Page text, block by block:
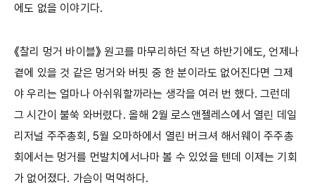
에도 없을 이야기다.
《찰리 멍거 바이블》 원고를 마무리하던 작년 하반기에도, 언제나
곁에 있을 것 같은 멍거와 버핏 중 한 분이라도 없어진다면 그제
야 우리는 얼마나 아쉬워할까라는 생각을 여러 번 했다. 그런데
그 시간이 불쑥 와버렸다. 올해 2월 로스앤젤레스에서 열린 데일
리저널 주주총회, 5월 오마하에서 열린 버크셔 해서웨이 주주총
회에서는 멍거를 먼발치에서나마 볼 수 있었을 텐데 이제는 기회
가 없어졌다. 가슴이 먹먹하다.